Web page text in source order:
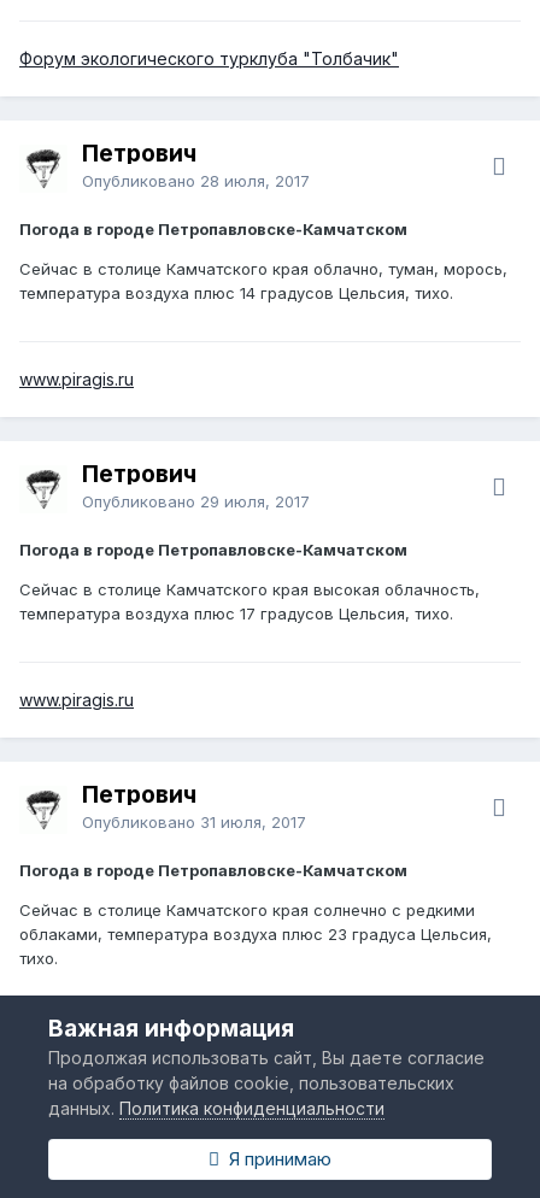
Форум экологического турклуба "Толбачик"
Петрович
Опубликовано 28 июля, 2017
Погода в городе Петропавловске-Камчатском
Сейчас в столице Камчатского края облачно, туман, морось,
температура воздуха плюс 14 градусов Цельсия, тихо.
www.piragis.ru
Петрович
Опубликовано 29 июля, 2017
Погода в городе Петропавловске-Камчатском
Сейчас в столице Камчатского края высокая облачность,
температура воздуха плюс 17 градусов Цельсия, тихо.
www.piragis.ru
Петрович
Опубликовано 31 июля, 2017
Погода в городе Петропавловске-Камчатском
Сейчас в столице Камчатского края солнечно с редкими
облаками, температура воздуха плюс 23 градуса Цельсия,
тихо.
Петрович
1 августа, 2017
Важная информация
Продолжая использовать сайт, Вы даете согласие
на обработку файлов cookie, пользовательских
данных.Политика конфиденциальности
Я принимаю